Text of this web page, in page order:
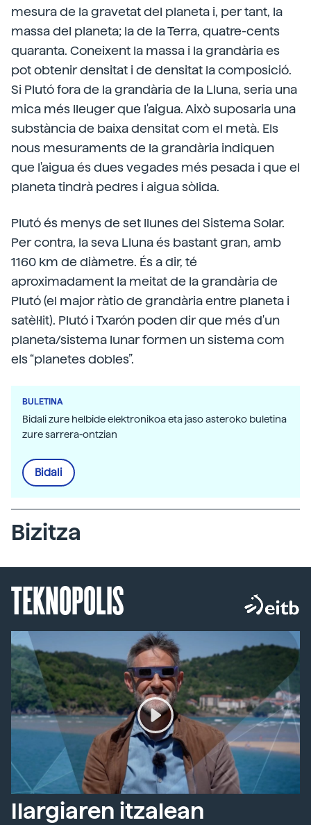
mesura de la gravetat del planeta i, per tant, la
massa del planeta; la de la Terra, quatre-cents
quaranta. Coneixent la massa i la grandària es
pot obtenir densitat i de densitat la composició.
Si Plutó fora de la grandària de la Lluna, seria una
mica més lleuger que l'aigua. Això suposaria una
substància de baixa densitat com el metà. Els
nous mesuraments de la grandària indiquen
que l'aigua és dues vegades més pesada i que el
planeta tindrà pedres i aigua sòlida.
Plutó és menys de set llunes del Sistema Solar.
Per contra, la seva Lluna és bastant gran, amb
1160 km de diàmetre. És a dir, té
aproximadament la meitat de la grandària de
Plutó (el major ràtio de grandària entre planeta i
satèl·lit). Plutó i Txarón poden dir que més d'un
planeta/sistema lunar formen un sistema com
els “planetes dobles”.
BULETINA
Bidali zure helbide elektronikoa eta jaso asteroko buletina
zure sarrera-ontzian
Bidali
Bizitza
TEKNOPOLIS
Ilargiaren itzalean